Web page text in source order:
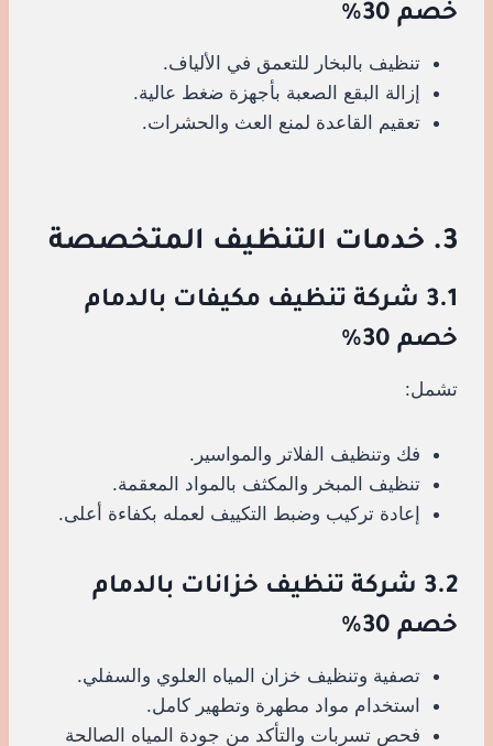
خصم 30%
تنظيف بالبخار للتعمق في الألياف.
إزالة البقع الصعبة بأجهزة ضغط عالية.
تعقيم القاعدة لمنع العث والحشرات.
3. خدمات التنظيف المتخصصة
3.1 شركة تنظيف مكيفات بالدمام
خصم 30%
تشمل:
فك وتنظيف الفلاتر والمواسير.
تنظيف المبخر والمكثف بالمواد المعقمة.
إعادة تركيب وضبط التكييف لعمله بكفاءة أعلى.
3.2 شركة تنظيف خزانات بالدمام
خصم 30%
تصفية وتنظيف خزان المياه العلوي والسفلي.
استخدام مواد مطهرة وتطهير كامل.
فحص تسربات والتأكد من جودة المياه الصالحة